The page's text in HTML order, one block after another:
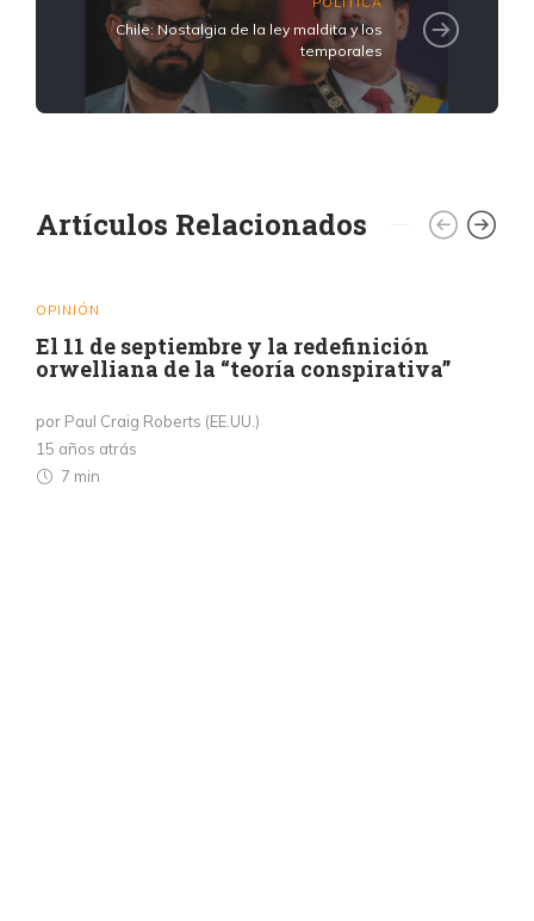
Chile: Nostalgia de la ley maldita y los
temporales
Artículos Relacionados
OPINIÓN
El 11 de septiembre y la redefinición
orwelliana de la “teoría conspirativa”
por Paul Craig Roberts (EE.UU.)
15 años atrás
7 min